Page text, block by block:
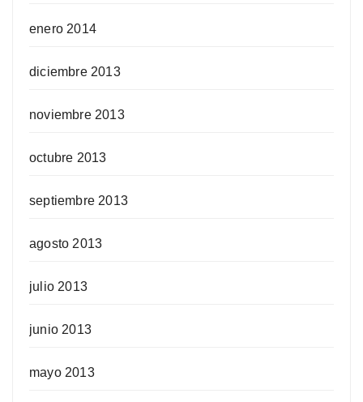
enero 2014
diciembre 2013
noviembre 2013
octubre 2013
septiembre 2013
agosto 2013
julio 2013
junio 2013
mayo 2013